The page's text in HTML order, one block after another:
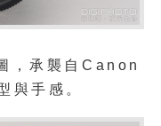
承襲自Canon
與手感。